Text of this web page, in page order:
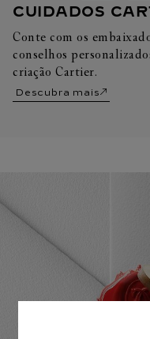
CUIDADOS
Conte com os
conselhos
criação Cartier.
Descubra mais